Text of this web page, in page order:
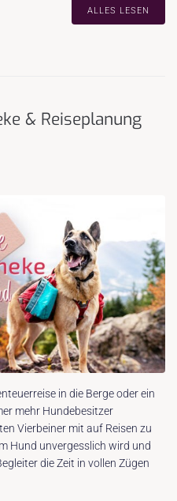
ALLES LESEN
& Reiseplanung
in die Berge oder ein
mehr Hundebesitzer
Vierbeiner mit auf Reisen zu
Hund unvergesslich wird und
die Zeit in vollen Zügen